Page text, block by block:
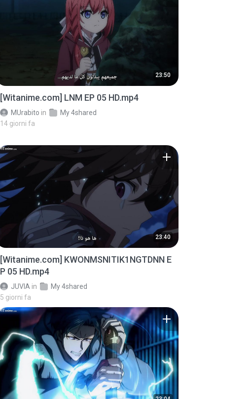
23:50
[Witanime.com] LNM EP 05 HD.mp4
MUrabito in
My 4shared
14 giorni fa
23:40
[Witanime.com] KWONMSNITIK1NGTDNN E
P 05 HD.mp4
JUVIA in
My 4shared
5 giorni fa